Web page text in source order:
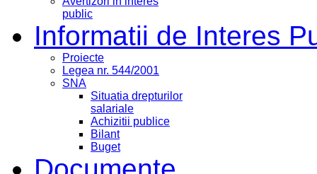
public
Informatii de Interes
Proiecte
Legea nr. 544/2001
SNA
Situatia drepturilor
salariale
Achizitii publice
Bilant
Buget